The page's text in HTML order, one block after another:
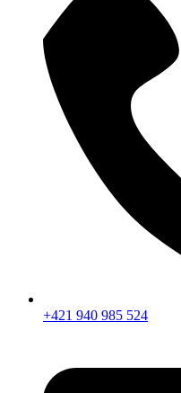
+421 940 985 524